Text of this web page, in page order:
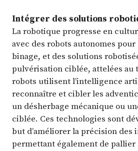
Intégrer des solutions
La robotique progresse en
avec des robots autonomes
binage, et des solutions
pulvérisation ciblée, attelées au
robots utilisent l’intelligence
reconnaître et cibler les
un désherbage mécanique ou
ciblée. Ces technologies sont
but d’améliorer la précision des
permettant également de pallier